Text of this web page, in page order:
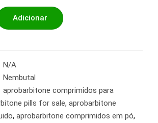
Adicionar
N/A
Nembutal
aprobarbitone comprimidos para
pills for sale, aprobarbitone
, aprobarbitone comprimidos em pó,